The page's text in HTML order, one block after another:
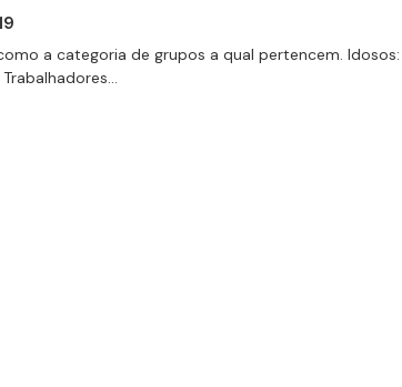
a categoria de grupos a qual pertencem. Idosos: